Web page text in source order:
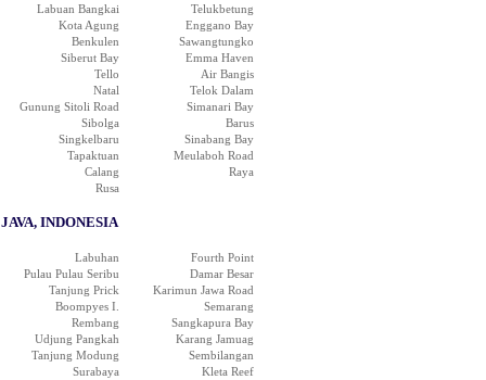
Labuan Bangkai
Telukbetung
Kota Agung
Enggano Bay
Benkulen
Sawangtungko
Siberut Bay
Emma Haven
Tello
Air Bangis
Natal
Telok Dalam
Gunung Sitoli Road
Simanari Bay
Sibolga
Barus
Singkelbaru
Sinabang Bay
Tapaktuan
Meulaboh Road
Calang
Raya
Rusa
JAVA, INDONESIA
Labuhan
Fourth Point
Pulau Pulau Seribu
Damar Besar
Tanjung Prick
Karimun Jawa Road
Boompyes I.
Semarang
Rembang
Sangkapura Bay
Udjung Pangkah
Karang Jamuag
Tanjung Modung
Sembilangan
Surabaya
Kleta Reef